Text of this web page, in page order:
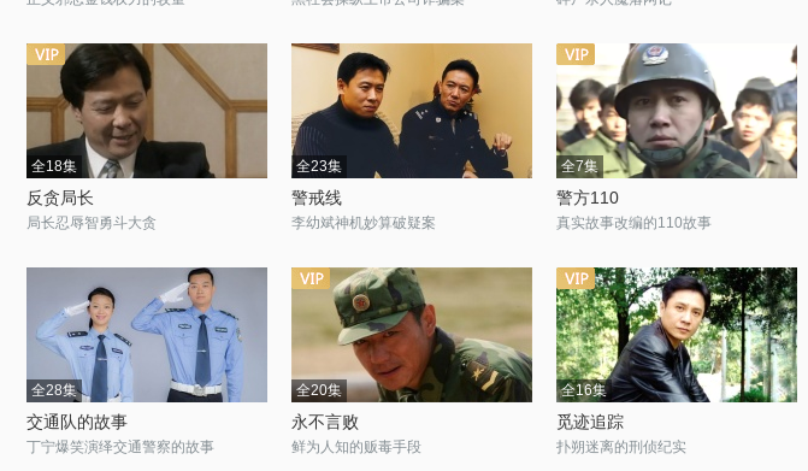
全18集
反贪局长
局长忍辱智勇斗大贪
全23集
警戒线
李幼斌神机妙算破疑案
全7集
警方110
真实故事改编的110故事
全28集
交通队的故事
丁宁爆笑演绎交通警察的故事
全20集
永不言败
鲜为人知的贩毒手段
全16集
觅迹追踪
扑朔迷离的刑侦纪实